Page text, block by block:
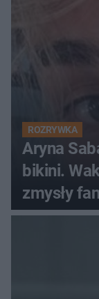
ROZRYWKA
Aryna
bikini.
zmysły